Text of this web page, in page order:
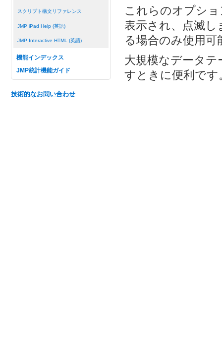
スクリプト構文リファレンス
JMP iPad Help (英語)
JMP Interactive HTML (英語)
機能インデックス
JMP統計機能ガイド
技術的なお問い合わせ
これらのオプシ
表示され、点滅
る場合のみ使用可
大規模なデータ
すときに便利です